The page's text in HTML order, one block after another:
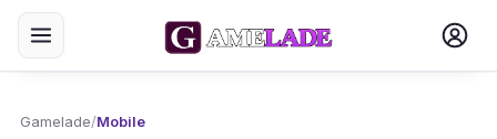
Gamelade/Mobile